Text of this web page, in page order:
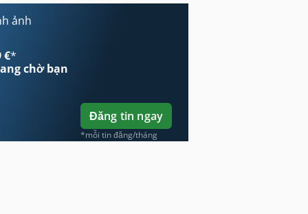
ảnh
€*
chờ bạn
Đăng tin ngay
*mỗi tin đăng/tháng